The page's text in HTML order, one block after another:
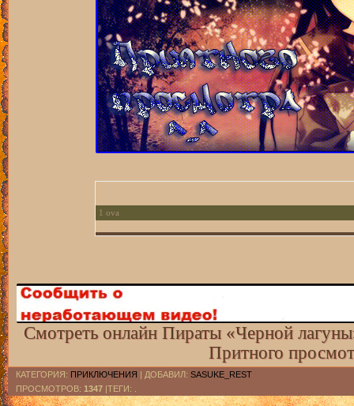
1 ova
2 ova
4 ova
5 ova
Смотреть онлайн Пираты «Черной
Притного
КАТЕГОРИЯ: ПРИКЛЮЧЕНИЯ | ДОБАВИЛ: SASUKE_REST
ПРОСМОТРОВ: 1347 |ТЕГИ: .